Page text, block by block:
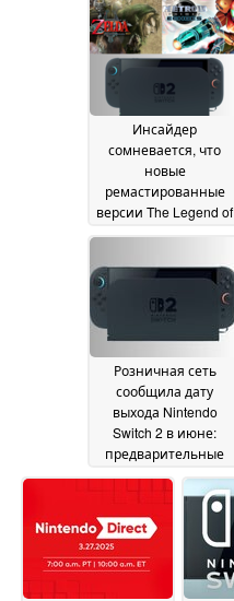
предыдущим
сообщениям о
технических
характеристиках01
April 2025
Инсайдер
сомневается, что
новые
ремастированные
версии The Legend of
появятся в
ближайшее время31
March 2025
Розничная сеть
сообщила дату
выхода Nintendo
Switch 2 в июне:
предварительные
29 March 2025